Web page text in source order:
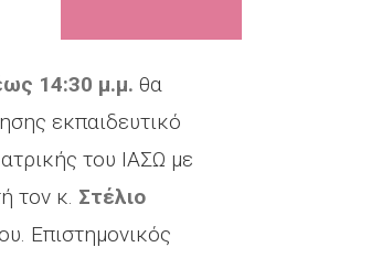
14:30 μ.μ. θα
εκπαιδευτικό
του ΙΑΣΩ με
τον κ. Στέλιο
Επιστημονικός